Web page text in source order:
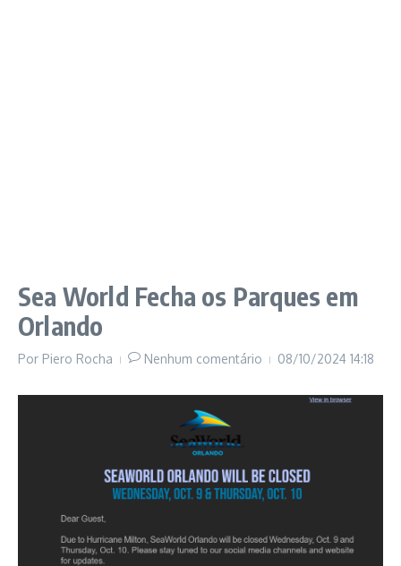
Sea World Fecha os Parques em
Orlando
Por Piero Rocha Nenhum comentário 08/10/2024 14:18